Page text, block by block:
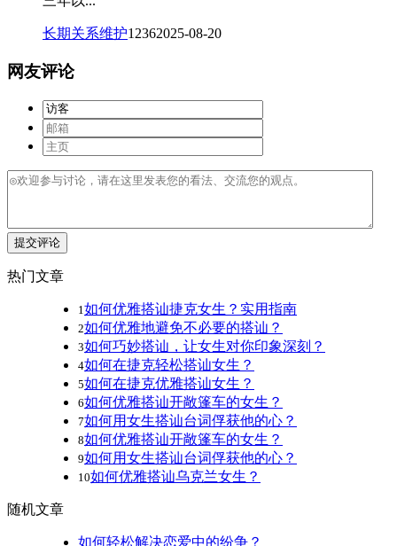
长期关系维护12362025-08-20
网友评论
提交评论
热门文章
1 如何优雅搭讪捷克女生？实用指南
2如何优雅地避免不必要的搭讪？
3如何巧妙搭讪，让女生对你印象深刻？
4如何在捷克轻松搭讪女生？
5如何在捷克优雅搭讪女生？
6如何优雅搭讪开敞篷车的女生？
7如何用女生搭讪台词俘获他的心？
8如何优雅搭讪开敞篷车的女生？
9如何用女生搭讪台词俘获他的心？
10如何优雅搭讪乌克兰女生？
随机文章
如何轻松解决恋爱中的纷争？